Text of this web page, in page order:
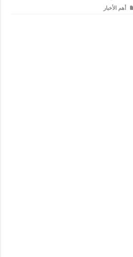
أهم الأخبار